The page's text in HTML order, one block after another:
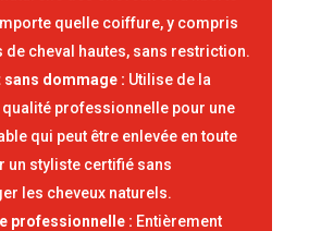
quelle coiffure, y compris
de cheval hautes, sans restriction.
sans dommage : Utilise de la
qualité professionnelle pour une
qui peut être enlevée en toute
un styliste certifié sans
les cheveux naturels.
professionnelle : Entièrement